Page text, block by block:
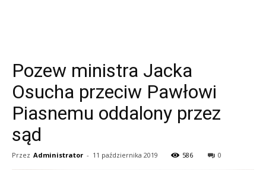
Pozew ministra Jacka
Osucha przeciw Pawłowi
Piasnemu oddalony przez
sąd
Przez Administrator - 11 października 2019 586 0